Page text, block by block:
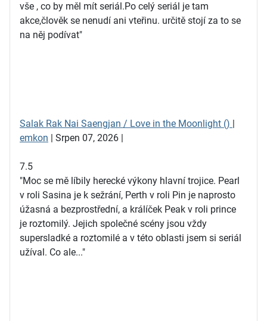
vše , co by měl mít seriál.Po celý seriál je tam
akce,člověk se nenudí ani vteřinu. určitě stojí za to se
na něj podívat"
Salak Rak Nai Saengjan / Love in the Moonlight () |
emkon | Srpen 07, 2026 |
7.5
"Moc se mě líbily herecké výkony hlavní trojice. Pearl
v roli Sasina je k sežrání, Perth v roli Pin je naprosto
úžasná a bezprostřední, a králíček Peak v roli prince
je roztomilý. Jejich společné scény jsou vždy
supersladké a roztomilé a v této oblasti jsem si seriál
užíval. Co ale..."